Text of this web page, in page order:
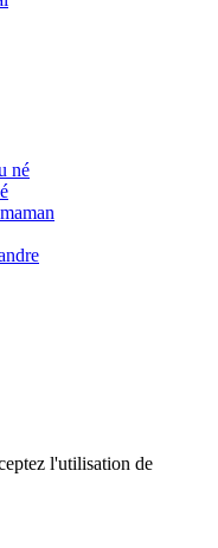
né
l'utilisation de